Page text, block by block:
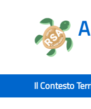
Il Contesto